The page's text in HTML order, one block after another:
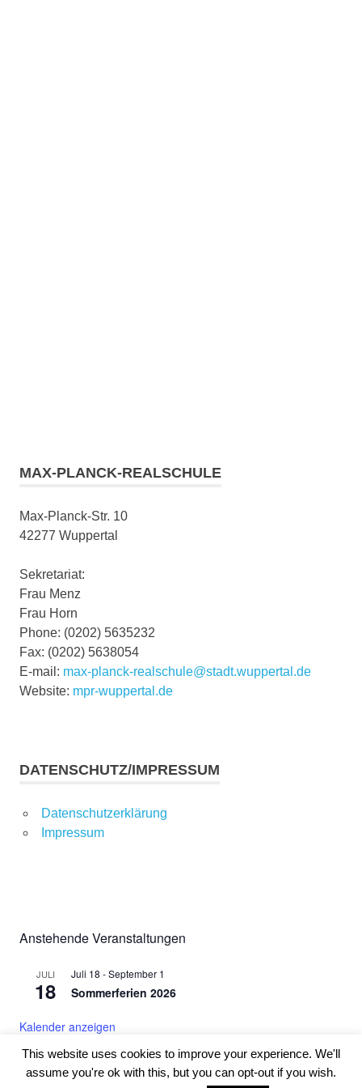
MAX-PLANCK-REALSCHULE
Max-Planck-Str. 10
42277 Wuppertal
Sekretariat:
Frau Menz
Frau Horn
Phone: (0202) 5635232
Fax: (0202) 5638054
E-mail: max-planck-realschule@stadt.wuppertal.de
Website: mpr-wuppertal.de
DATENSCHUTZ/IMPRESSUM
Datenschutzerklärung
Impressum
Anstehende Veranstaltungen
JULI
18
Juli 18 -September 1
Sommerferien 2026
Kalender anzeigen
This website uses cookies to improve your experience. We'll
assume you're ok with this, but you can opt-out if you wish.